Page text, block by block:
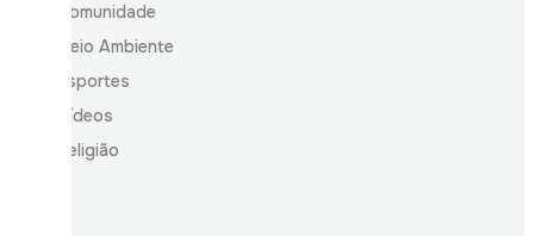
Comunidade
Meio Ambiente
Esportes
Vídeos
Religião